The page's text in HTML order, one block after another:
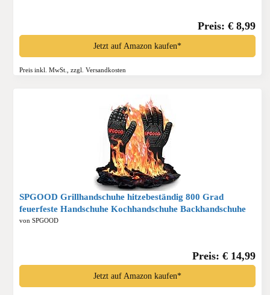
Preis: € 8,99
Jetzt auf Amazon kaufen*
Preis inkl. MwSt., zzgl. Versandkosten
SPGOOD Grillhandschuhe hitzebeständig 800 Grad
feuerfeste Handschuhe Kochhandschuhe Backhandschuhe
für Küche Grill BBQ Ofenhandschuhe,Schwarz(L/XXL)*
von SPGOOD
Preis: € 14,99
Jetzt auf Amazon kaufen*